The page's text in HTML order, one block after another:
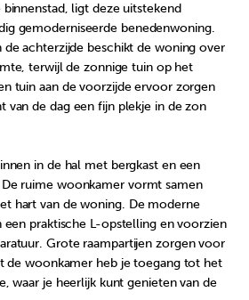
ligt deze uitstekend
gemoderniseerde benedenwoning.
de achterzijde beschikt de woning over
terwijl de zonnige tuin op het
tuin aan de voorzijde ervoor zorgen
van de dag een fijn plekje in de zon
in de hal met bergkast en een
ruime woonkamer vormt samen
hart van de woning. De moderne
een praktische L-opstelling en voorzien
Grote raampartijen zorgen voor
de woonkamer heb je toegang tot het
waar je heerlijk kunt genieten van de